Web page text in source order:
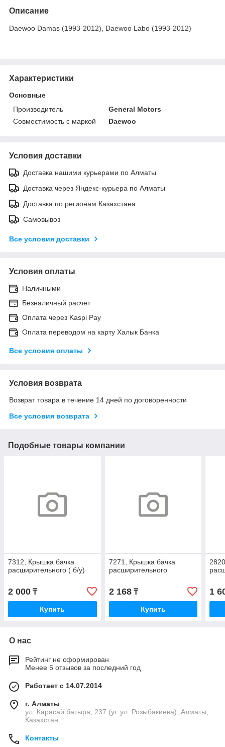
Описание
Daewoo Damas (1993-2012), Daewoo Labo (1993-2012)
Характеристики
Основные
Производитель
General Motors
Совместимость с маркой
Daewoo
Условия доставки
Доставка нашими курьерами по Алматы
Доставка через Яндекс-курьера по Алматы
Доставка по регионам Казахстана
Самовывоз
Все условия доставки
Условия оплаты
Наличными
Безналичный расчет
Оплата через Kaspi Pay
Оплата переводом на карту Халык Банка
Все условия оплаты
Условия возврата
Возврат товара в течение 14 дней по договоренности
Все условия возврата
Подобные товары компании
7312, Крышка бачка
расширительного ( б/у)
2 000 ₸
Купить
7271, Крышка бачка
расширительного
2 168₸
Купить
1
О нас
Рейтинг не сформирован
Менее 5 отзывов за последний год
Работает с 14.07.2014
г. Алматы
ул. Карасай батыра, 237 (уг. ул. Розыбакиева), Алматы,
Казахстан
Контакты